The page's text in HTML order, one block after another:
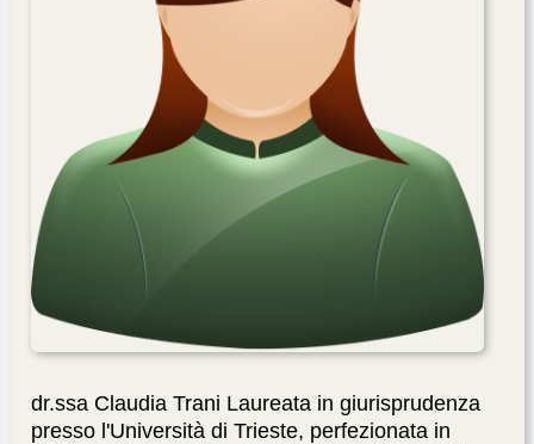
dr.ssa Claudia Trani Laureata in giurisprudenza
presso l'Università di Trieste, perfezionata in